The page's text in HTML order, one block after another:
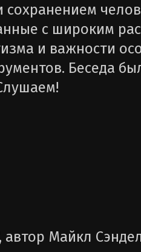
с широким
и важности
Беседа
автор Майкл